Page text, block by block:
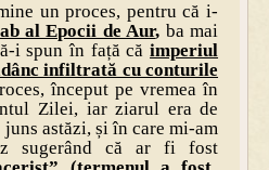
un proces, pentru că i-
al Epocii de Aur, ba mai
i spun în față căimperiul
infiltrată cu conturile
început pe vremea în
Zilei, iar ziarul era de
astăzi, și în care mi-am
sugerând că ar fi fost